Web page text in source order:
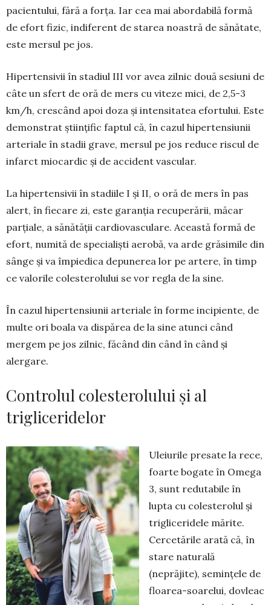
pacientului, fără a forța. Iar cea mai abordabilă formă
de efort fizic, indiferent de starea noastră de sănătate,
este mersul pe jos.
Hipertensivii în stadiul III vor avea zilnic două sesiuni de
câte un sfert de oră de mers cu viteze mici, de 2,5-3
km/h, crescând apoi doza și intensitatea efortului. Este
demonstrat științific faptul că, în cazul hipertensiunii
arteriale în stadii grave, mersul pe jos reduce riscul de
infarct mio­cardic și de accident vascular.
La hipertensivii în stadiile I și II, o oră de mers în pas
alert, în fiecare zi, este garanția recu­pe­rării, măcar
parțiale, a sănătății cardiovas­cu­lare. Această formă de
efort, numită de specialiști aerobă, va arde grăsimile din
sânge și va îm­piedica depunerea lor pe artere, în timp
ce valo­rile colesterolului se vor regla de la sine.
În cazul hipertensiunii arteriale în forme in­cipiente, de
multe ori boala va dispărea de la sine atunci când
mergem pe jos zilnic, făcând din când în când și
alergare.
Controlul colesterolului și al
trigliceridelor
Uleiurile presate la rece,
foarte bogate în Omega
3, sunt redutabile în
lupta cu colesterolul și
trigliceridele mărite.
Cercetările arată că, în
stare naturală
(neprăjite), seminţele de
floarea-soarelui, dovleac